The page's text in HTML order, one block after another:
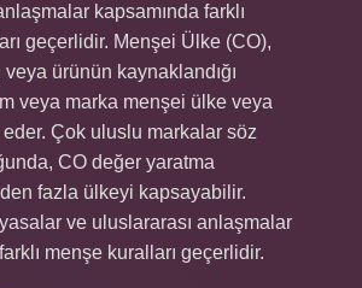
kapsamında farklı
geçerlidir. Menşei Ülke (CO),
ürünün kaynaklandığı
veya marka menşei ülke veya
Çok uluslu markalar söz
CO değer yaratma
fazla ülkeyi kapsayabilir.
ve uluslararası anlaşmalar
menşe kuralları geçerlidir.